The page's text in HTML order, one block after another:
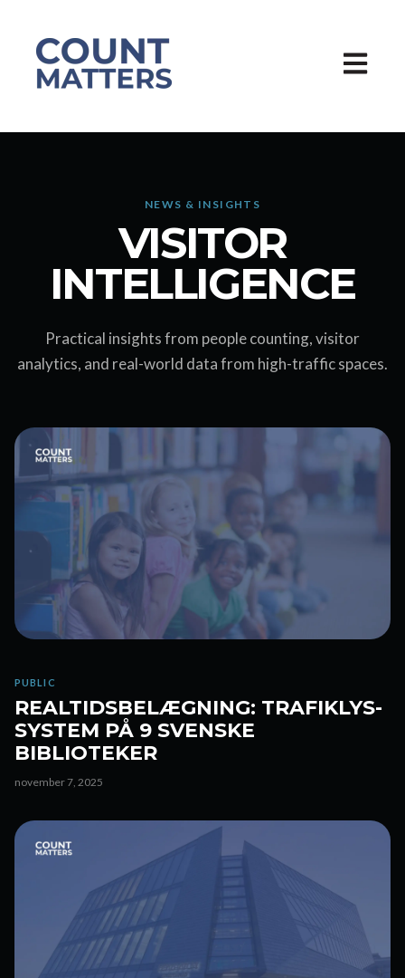
Åbn
NEWS & INSIGHTS
VISITOR
INTELLIGENCE
Practical insights from people counting, visitor
analytics, and real-world data from high-traffic spaces.
PUBLIC
REALTIDSBELÆGNING: TRAFIKLYS-
SYSTEM PÅ 9 SVENSKE
BIBLIOTEKER
november 7, 2025